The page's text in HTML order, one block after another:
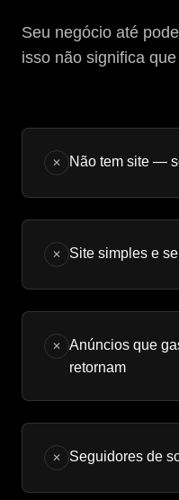
Seu negócio até
isso não significa
✕ Não tem site —
✕ Site simples e
✕
Anúncios que
retornam
✕ Seguidores de